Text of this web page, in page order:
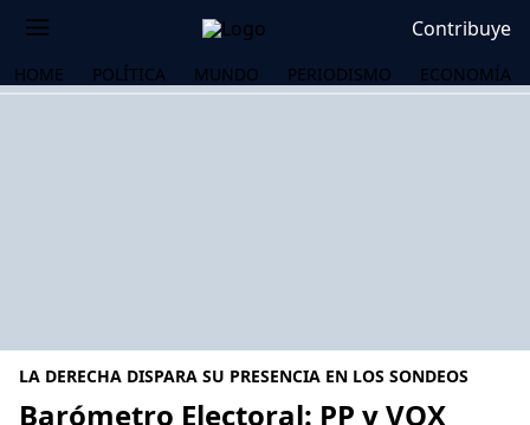
Contribuye
HOME POLÍTICA MUNDO PERIODISMO ECONOMÍA
LA DERECHA DISPARA SU PRESENCIA EN LOS SONDEOS
Barómetro Electoral: PP y VOX